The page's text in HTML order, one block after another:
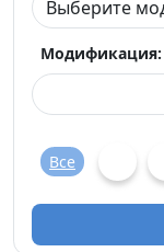
Модификация:
Все